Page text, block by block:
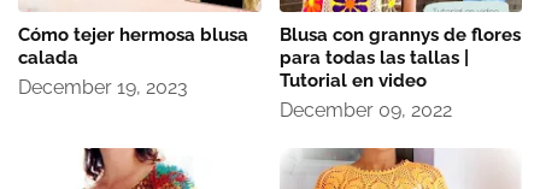
Cómo tejer hermosa blusa
calada
December 19, 2023
Blusa con grannys de flores
para todas las tallas |
Tutorial en video
December 09, 2022